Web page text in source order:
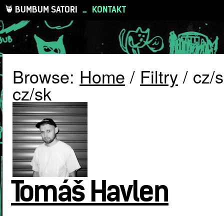
BUMBUM SATORI _ KONTAKT
Browse: Home / Filtry / cz/
cz/sk
Tomáš Havlen